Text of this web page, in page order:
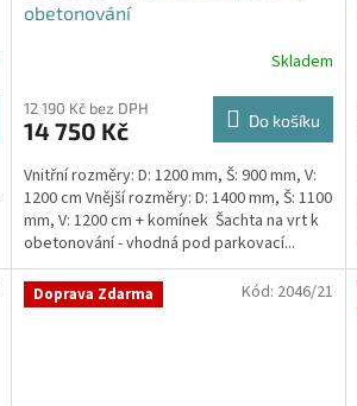
obetonování
Skladem
12 190 Kč bez DPH
14 750 Kč Do košíku
Vnitřní rozměry: D: 1200 mm, Š: 900 mm, V:
1200 cm Vnější rozměry: D: 1400 mm, Š: 1100
mm, V: 1200 cm + komínek Šachta na vrt k
obetonování - vhodná pod parkovací...
Doprava Zdarma Kód: 2046/21